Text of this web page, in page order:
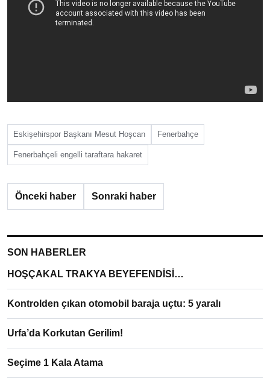
Eskişehirspor Başkanı Mesut Hoşcan Fenerbahçe
Fenerbahçeli engelli taraftara hakaret
Önceki haber Sonraki haber
SON HABERLER
HOŞÇAKAL TRAKYA BEYEFENDİSİ…
Kontrolden çıkan otomobil baraja uçtu: 5 yaralı
Urfa’da Korkutan Gerilim!
Seçime 1 Kala Atama